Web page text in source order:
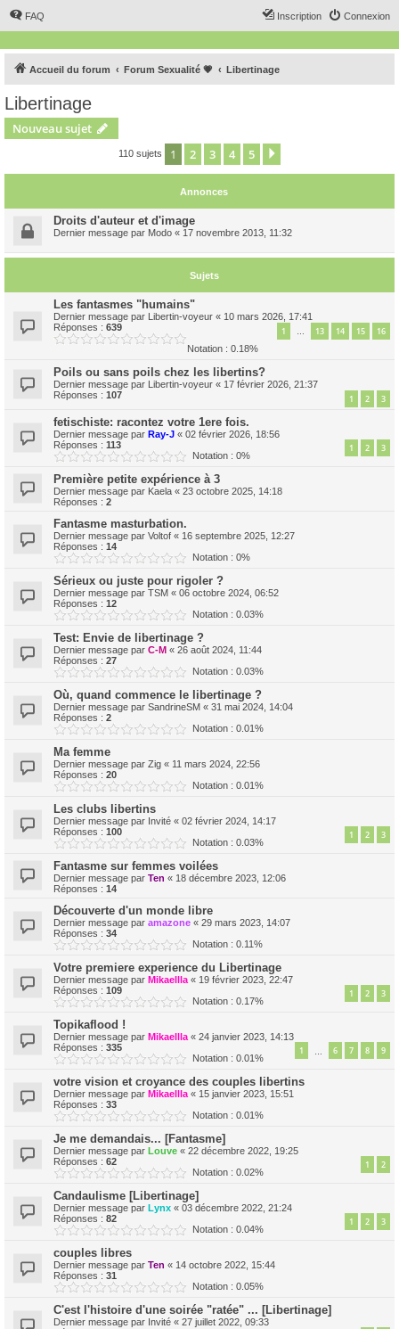
FAQ Connexion
Inscription
Accueil du forum Forum Sexualité 💗 Libertinage
Libertinage
Nouveau sujet
110 sujets 1 2 3 4 5
Annonces
Droits d'auteur et d'image
Dernier message par Modo « 17 novembre 2013, 11:32
Sujets
Les fantasmes "humains"
Dernier message par Libertin-voyeur « 10 mars 2026, 17:41
Réponses : 639 1 … 13 14 15 16
Notation : 0.18%
Poils ou sans poils chez les libertins?
Dernier message par Libertin-voyeur « 17 février 2026, 21:37
Réponses : 107 1 2 3
fetischiste: racontez votre 1ere fois.
Dernier message par Ray-J « 02 février 2026, 18:56
Réponses : 113 1 2 3
Notation : 0%
Première petite expérience à 3
Dernier message par Kaela « 23 octobre 2025, 14:18
Réponses : 2
Fantasme masturbation.
Dernier message par Voltof « 16 septembre 2025, 12:27
Réponses : 14
Notation : 0%
Sérieux ou juste pour rigoler ?
Dernier message par TSM « 06 octobre 2024, 06:52
Réponses : 12
Notation : 0.03%
Test: Envie de libertinage ?
Dernier message par C-M « 26 août 2024, 11:44
Réponses : 27
Notation : 0.03%
Où, quand commence le libertinage ?
Dernier message par SandrineSM « 31 mai 2024, 14:04
Réponses : 2
Notation : 0.01%
Ma femme
Dernier message par Zig « 11 mars 2024, 22:56
Réponses : 20
Notation : 0.01%
Les clubs libertins
Dernier message par Invité « 02 février 2024, 14:17
Réponses : 100 1 2 3
Notation : 0.03%
Fantasme sur femmes voilées
Dernier message par Ten « 18 décembre 2023, 12:06
Réponses : 14
Découverte d'un monde libre
Dernier message par amazone « 29 mars 2023, 14:07
Réponses : 34
Notation : 0.11%
Votre premiere experience du Libertinage
Dernier message par Mikaellla « 19 février 2023, 22:47
Réponses : 109 1 2 3
Notation : 0.17%
Topikaflood !
Dernier message par Mikaellla « 24 janvier 2023, 14:13
Réponses : 335 1 6 7 8 9
Notation : 0.01%
votre vision et croyance des couples libertins
Dernier message par Mikaellla « 15 janvier 2023, 15:51
Réponses : 33
Notation : 0.01%
Je me demandais... [Fantasme]
Dernier message par Louve « 22 décembre 2022, 19:25
Réponses : 62 1 2
Notation : 0.02%
Candaulisme [Libertinage]
Dernier message par Lynx « 03 décembre 2022, 21:24
Réponses : 82 1 2 3
Notation : 0.04%
couples libres
Dernier message par Ten « 14 octobre 2022, 15:44
Réponses : 31
Notation : 0.05%
C'est l'histoire d'une soirée "ratée" ... [Libertinage]
Dernier message par Invité « 27 juillet 2022, 09:33